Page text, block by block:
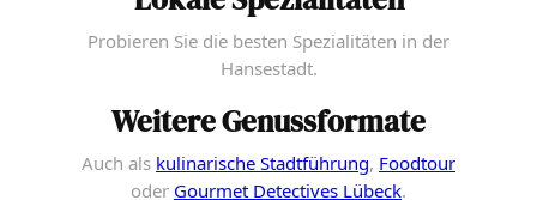
Probieren Sie die besten Spezialitäten in der
Hansestadt.
Weitere Genussformate
Auch als kulinarische Stadtführung, Foodtour
oder Gourmet Detectives Lübeck.